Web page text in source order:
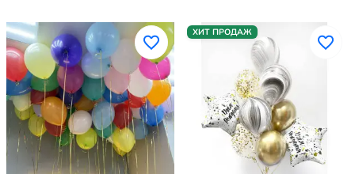
ХИТ ПРОДАЖ